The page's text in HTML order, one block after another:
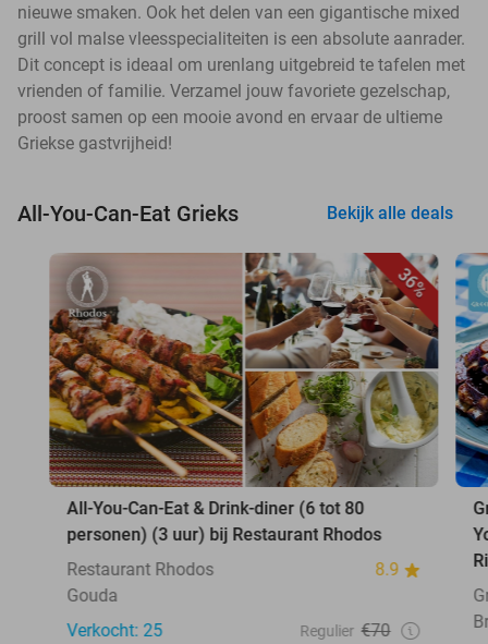
nieuwe smaken. Ook het delen van een gigantische mixed
grill vol malse vleesspecialiteiten is een absolute aanrader.
Dit concept is ideaal om urenlang uitgebreid te tafelen met
vrienden of familie. Verzamel jouw favoriete gezelschap,
proost samen op een mooie avond en ervaar de ultieme
Griekse gastvrijheid!
All-You-Can-Eat Grieks Bekijk alle deals
36%
All-You-Can-Eat & Drink-diner (6 tot 80
personen) (3 uur) bij Restaurant Rhodos
Restaurant Rhodos
8.9
Gouda
Verkocht: 25
Regulier €70